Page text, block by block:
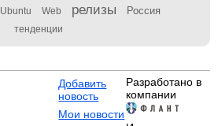
Ubuntu Web релизы Россия
тенденции
Добавить
новость
Мои новости
Разработано в
компании